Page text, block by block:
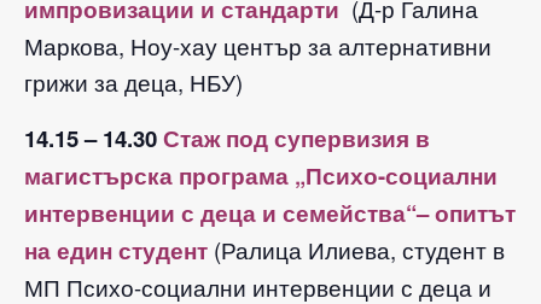
импровизации и стандарти (Д-р Галина
Маркова, Ноу-хау център за алтернативни
грижи за деца, НБУ)
14.15 – 14.30Стаж под супервизия в
магистърска програма „Психо-социални
интервенции с деца и семейства“– опитът
на един студент (Ралица Илиева, студент в
МП Психо-социални интервенции с деца и